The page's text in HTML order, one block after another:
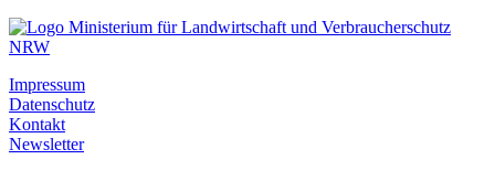
Impressum
Datenschutz
Kontakt
Newsletter